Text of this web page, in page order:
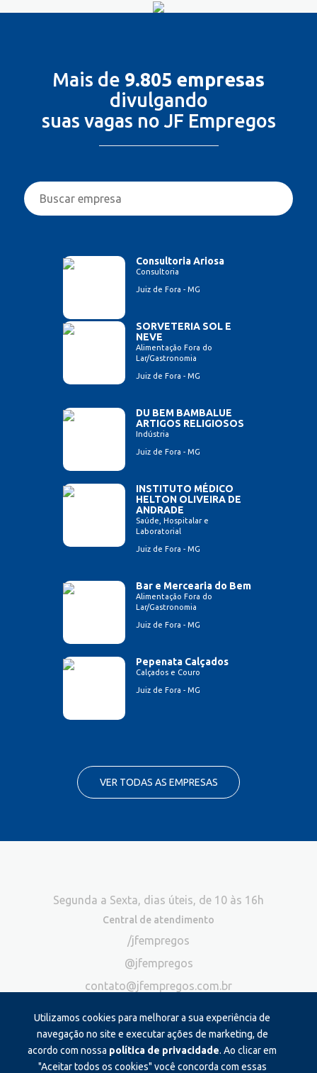
Mais de 9.805 empresas
divulgando
suas vagas no JF Empregos
Consultoria Ariosa
Consultoria
Juiz de Fora - MG
SORVETERIA SOL E
NEVE
Alimentação Fora do
Lar/Gastronomia
Juiz de Fora - MG
DU BEM BAMBALUE
ARTIGOS RELIGIOSOS
Indústria
Juiz de Fora - MG
INSTITUTO MÉDICO
HELTON OLIVEIRA DE
ANDRADE
Saúde, Hospitalar e
Laboratorial
Juiz de Fora - MG
Bar e Mercearia do Bem
Alimentação Fora do
Lar/Gastronomia
Juiz de Fora - MG
Pepenata Calçados
Calçados e Couro
Juiz de Fora - MG
VER TODAS AS EMPRESAS
Utilizamos cookies para melhorar a sua experiência de
navegação no site e executar ações de marketing, de
acordo com nossa política de privacidade. Ao clicar em
"Aceitar todos os cookies" você concorda com essas
Segunda a Sexta, dias úteis, de 10 às 16h
Central de atendimento
/jfempregos
@jfempregos
contato@jfempregos.com.br
Publicidade
*Exclusivo para atendimento via chat. Não atendemos ligações neste
canal